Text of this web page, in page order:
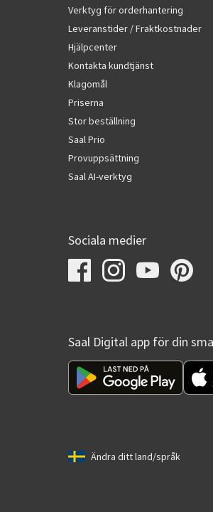
Verktyg för orderhantering
Leveranstider / Fraktkostnader
Hjälpcenter
Kontakta kundtjänst
Klagomål
Priserna
Stor beställning
Saal Prio
Provuppsättning
Saal AI-verktyg
Sociala medier
Saal Digital app för din
Ändra ditt land/språk